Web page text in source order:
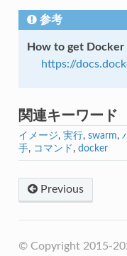
参考
How to get Docker
https://
関連キーワード
イメージ, 実行, swarm,
手, コマンド , docker
Previous
© Copyright 2015-